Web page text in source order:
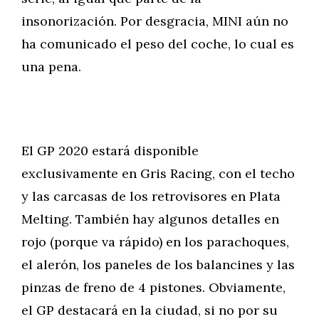
insonorización. Por desgracia, MINI aún no
ha comunicado el peso del coche, lo cual es
una pena.
El GP 2020 estará disponible
exclusivamente en Gris Racing, con el techo
y las carcasas de los retrovisores en Plata
Melting. También hay algunos detalles en
rojo (porque va rápido) en los parachoques,
el alerón, los paneles de los balancines y las
pinzas de freno de 4 pistones. Obviamente,
el GP destacará en la ciudad, si no por su